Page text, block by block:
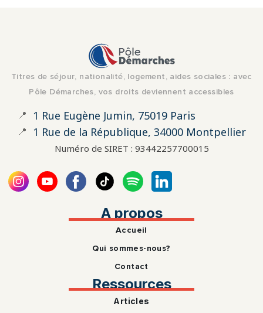
Titres de séjour, nationalité, logement, aides sociales : avec
Pôle Démarches, vos droits deviennent accessibles
📍 1 Rue Eugène Jumin, 75019 Paris
📍 1 Rue de la République, 34000 Montpellier
Numéro de SIRET : 93442257700015
A propos
Accueil
Qui sommes-nous?
Contact
Ressources
Articles